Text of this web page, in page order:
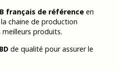
français de référenceen
chaine de production
produits.
de qualité pour assurer le